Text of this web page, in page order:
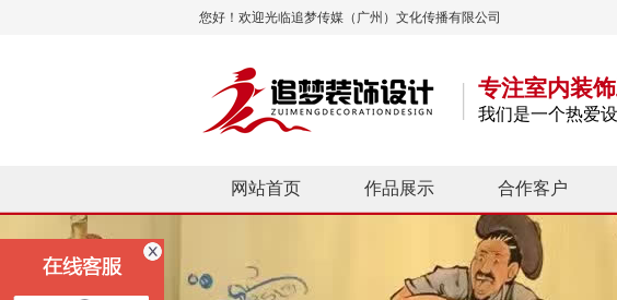
您好！欢迎光临追梦传媒（广州）文化传播有限公司
专注室内装
我们是一个热爱
网站首页 作品展示 合作客户